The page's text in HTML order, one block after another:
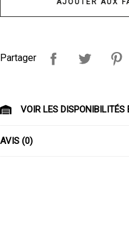
Partager
VOIR LES DISPONIBILITÉS
AVIS (0)